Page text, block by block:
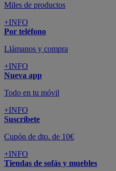
Miles de productos
+INFO
Por teléfono
Llámanos y compra
+INFO
Nueva app
Todo en tu móvil
+INFO
Suscríbete
Cupón de dto. de 10€
+INFO
Tiendas de sofás y muebles